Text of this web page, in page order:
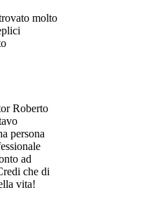
molto
Roberto
persona
ad
che di
vita!